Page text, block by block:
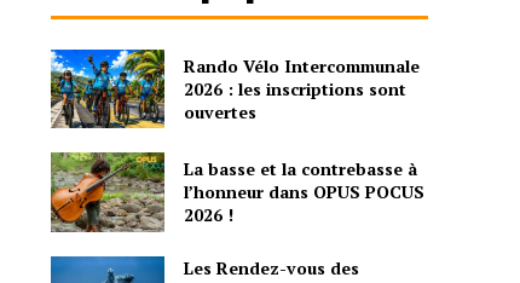
Rando Vélo Intercommunale
2026 : les inscriptions sont
ouvertes
La basse et la contrebasse à
l’honneur dans OPUS POCUS
2026 !
Les Rendez-vous des